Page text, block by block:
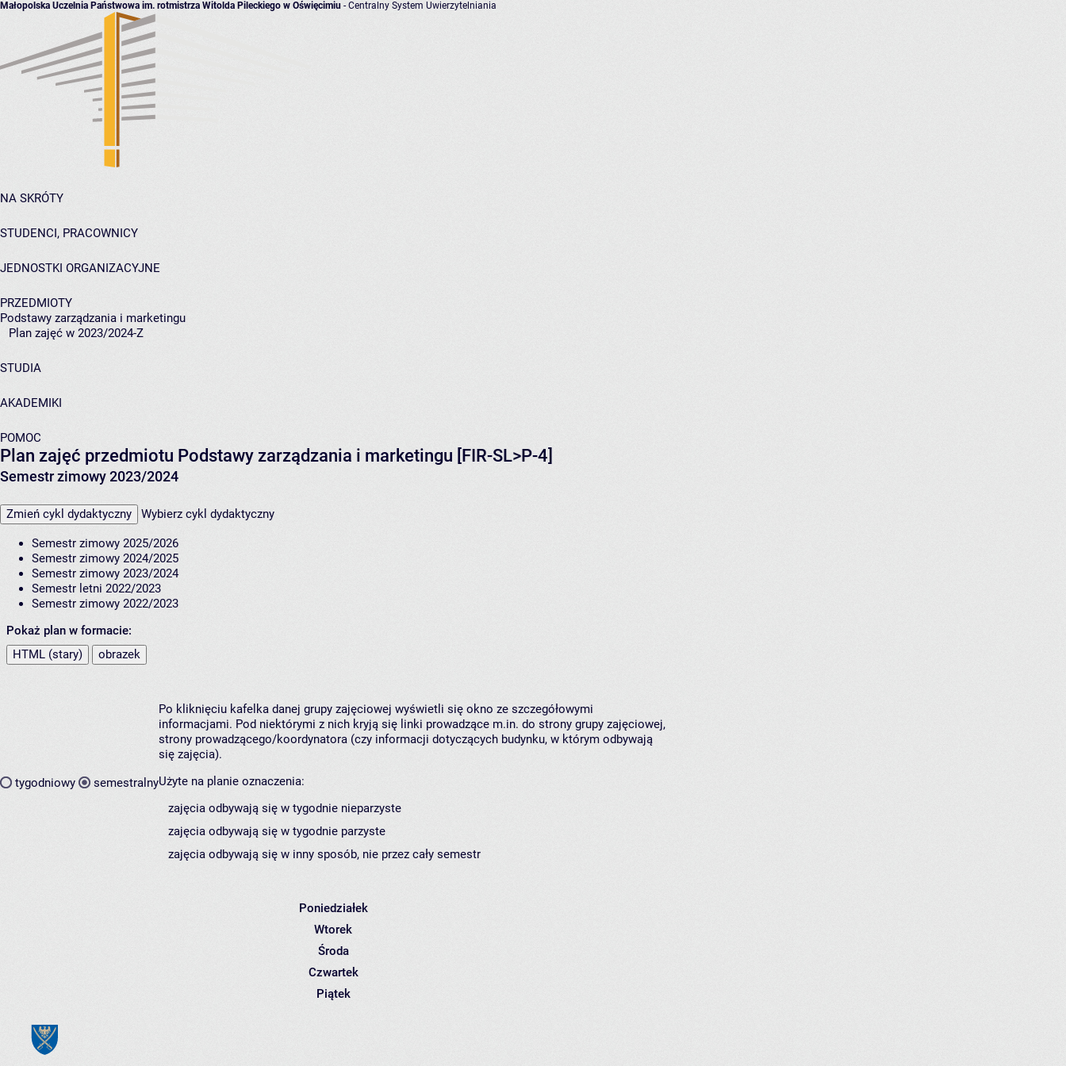
Małopolska Uczelnia Państwowa im. rotmistrza Witolda Pileckiego w Oświęcimiu - Centralny System Uwierzytelniania
NA SKRÓTY
STUDENCI, PRACOWNICY
JEDNOSTKI ORGANIZACYJNE
PRZEDMIOTY
Podstawy zarządzania i marketingu
Plan zajęć w 2023/2024-Z
STUDIA
AKADEMIKI
POMOC
Plan zajęć przedmiotu Podstawy zarządzania i marketingu [FIR-SL>P-4]
Semestr zimowy 2023/2024
Zmień cykl dydaktyczny Wybierz cykl dydaktyczny
Semestr zimowy 2025/2026
Semestr zimowy 2024/2025
Semestr zimowy 2023/2024
Semestr letni 2022/2023
Semestr zimowy 2022/2023
Pokaż plan w formacie:
HTML (stary)
obrazek
tygodniowy semestralny
Po kliknięciu kafelka danej grupy zajęciowej wyświetli się okno ze szczegółowymi
informacjami. Pod niektórymi z nich kryją się linki prowadzące m.in. do strony grupy zajęciowej,
strony prowadzącego/koordynatora (czy informacji dotyczących budynku, w którym odbywają
się zajęcia).
Użyte na planie oznaczenia:
zajęcia odbywają się w tygodnie nieparzyste
zajęcia odbywają się w tygodnie parzyste
zajęcia odbywają się w inny sposób, nie przez cały semestr
Poniedziałek
Wtorek
Środa
Czwartek
Piątek